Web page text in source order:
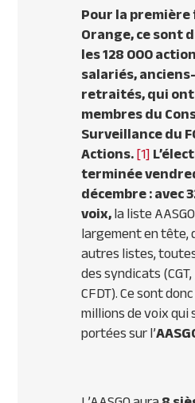
Pour la première
Orange, ce sont
les 128 000
salariés,
retraités, qui
membres du
Surveillance du
Actions.[1]
terminée
décembre :avec
voix,la liste
largement en tête,
autres listes,
des syndicats (CGT,
CFDT). Ce sont
millions de voix qui
portées sur l’